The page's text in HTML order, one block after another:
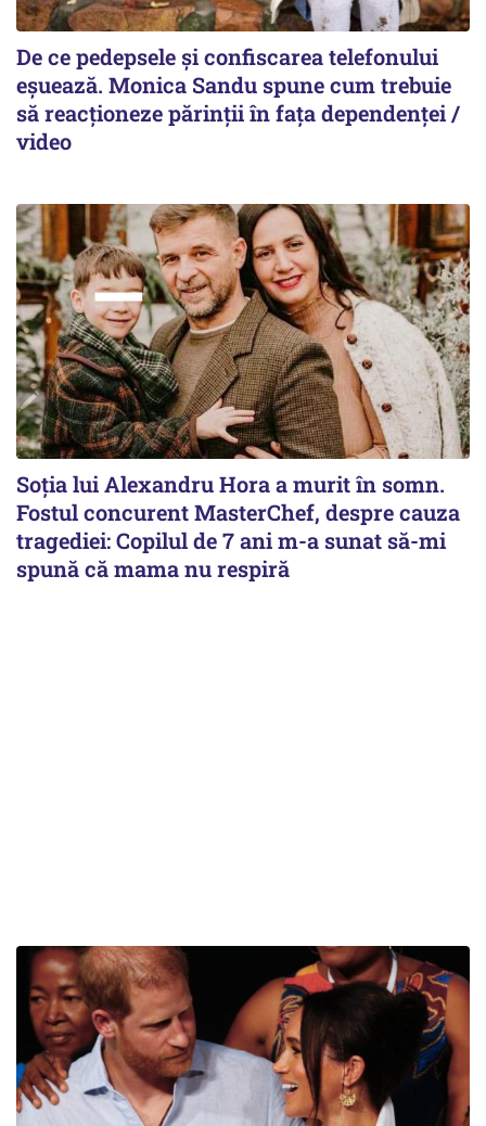
De ce pedepsele și confiscarea telefonului
eșuează. Monica Sandu spune cum trebuie
să reacționeze părinții în fața dependenței /
video
Soția lui Alexandru Hora a murit în somn.
Fostul concurent MasterChef, despre cauza
tragediei: Copilul de 7 ani m-a sunat să-mi
spună că mama nu respiră